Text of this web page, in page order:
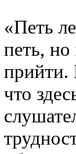
«Петь
петь,
прийти.
что